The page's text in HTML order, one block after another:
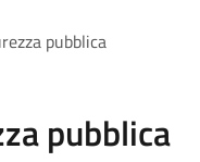
pubblica
pubblica